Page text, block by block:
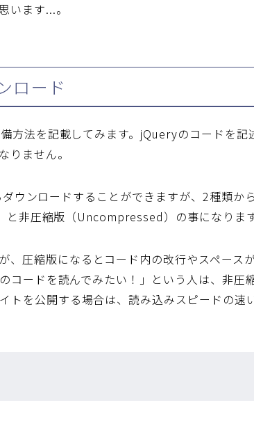
います...。
ロード
方法を記載してみます。jQueryのコードを
りません。
ウンロードすることができますが、2種類か
非圧縮版（Uncompressed）の事になります
、圧縮版になるとコード内の改行やスペース
コードを読んでみたい！」という人は、非圧
トを公開する場合は、読み込みスピードの速